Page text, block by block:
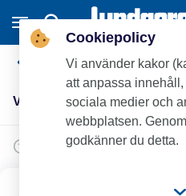
Vattenlås och Tillbehör
Vattenlås och Tillbehör
Cookiepolicy
Vi använder kakor
att anpassa
sociala medier och
webbplatsen.
godkänner du detta.